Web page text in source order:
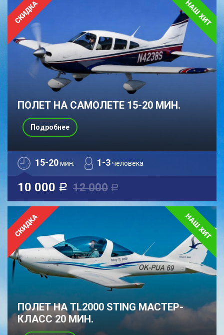
ПОЛЕТ НА САМОЛЕТЕ 15-20 МИН.
15-20мин. 1-3человека
10 000 a 12 000 a
Подробнее
ПОЛЕТ НА TL2000 STING МАСТЕР-
КЛАСС 20 МИН.